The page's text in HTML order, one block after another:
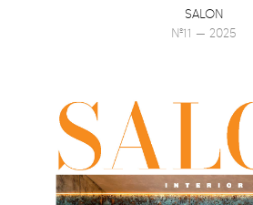
SALON
№11 — 2025